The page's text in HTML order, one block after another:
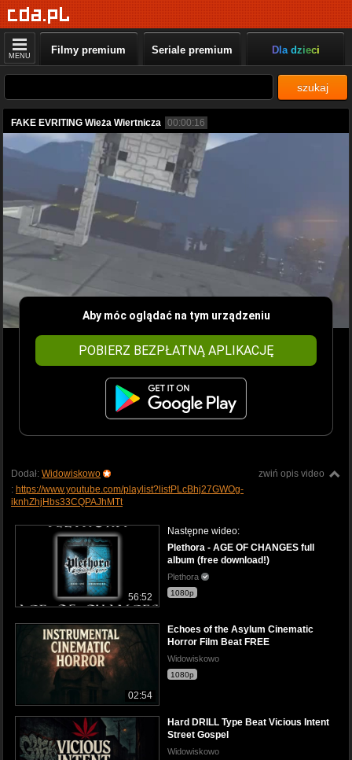
MENU Filmy premium Seriale premium Dla dzieci
szukaj
FAKE EVRITING Wieża Wiertnicza 00:00:16
Aby móc oglądać na tym urządzeniu
POBIERZ BEZPŁATNĄ APLIKACJĘ
zwiń opis video
Dodał: Widowiskowo
: https://www.youtube.com/playlist?listPLcBhj27GWOg-
iknhZhjHbs33CQPAJhMTt
56:52
Następne wideo:
Plethora - AGE OF CHANGES full
album (free download!)
Plethora
1080p
02:54
Echoes of the Asylum Cinematic
Horror Film Beat FREE
Widowiskowo
1080p
Hard DRILL Type Beat Vicious Intent
Street Gospel
Widowiskowo